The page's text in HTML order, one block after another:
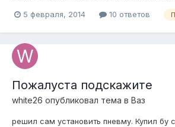
норм) и чтоб на сток высоте не прыгать
обьяснить, а то я в этом новичо...
5 февраля, 2014 10 ответов
Пожалуста подскажите
white26 опубликовал тема в Ваз
решил сам установить пневму. Купил бу